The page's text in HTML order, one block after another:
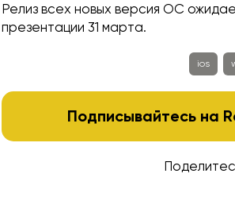
Релиз всех новых версия ОС
презентации 31 марта.
ios
Подписывайтесь на